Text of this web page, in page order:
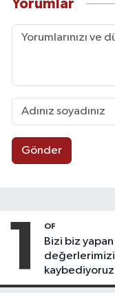
Yorumlar
Gönder
1 OF
Bizi biz yapan
değerlerimizi
kaybediyoruz